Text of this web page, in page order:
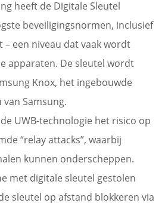
heeft de Digitale Sleutel
beveiligingsnormen, inclusief
– een niveau dat vaak wordt
apparaten. De sleutel wordt
Knox, het ingebouwde
Samsung.
UWB-technologie het risico op
“relay attacks”, waarbij
kunnen onderscheppen.
met digitale sleutel gestolen
sleutel op afstand blokkeren via